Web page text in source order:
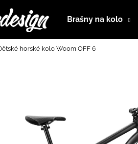
Brašny na kolo
horské kolo Woom OFF 6